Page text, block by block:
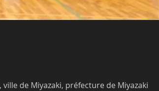
de Miyazaki, préfecture de Miyazaki